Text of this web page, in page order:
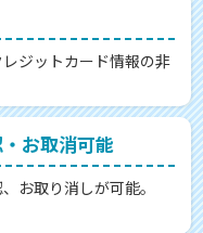
ジットカード情報の非
お取消可能
お取り消しが可能。